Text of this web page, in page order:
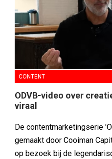
CONTENT
ODVB-video over
viraal
De contentmarketingserie
gemaakt door Cooiman
op bezoek bij de